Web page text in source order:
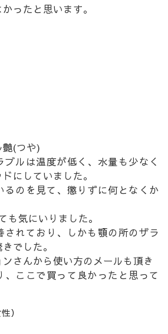
ったと思います。
艶(つや)
ルは温度が低く、水量も少なく
にしていました。
るのを見て、懲りずに何となくか
も気にいりました。
されており、しかも顎の所のザラ
でした。
さんから使い方のメールも頂き
、ここで買って良かったと思って
）